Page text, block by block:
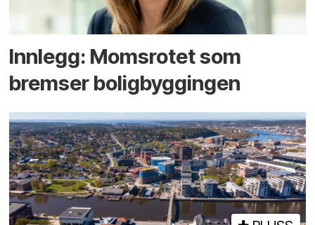
Innlegg: Moms­rotet som
bremser bolig­byggingen